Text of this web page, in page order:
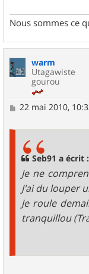
Nous sommes ce
warm
Utagawiste
gourou
M
22 mai 2010,
Seb91 a écrit :
Je ne
J'ai du louper
Je roule
tranquillou